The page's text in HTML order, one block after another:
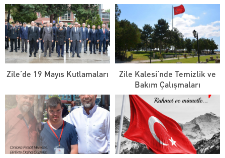
Zile’de 19 Mayıs Kutlamaları
Zile Kalesi’nde Temizlik ve
Bakım Çalışmaları